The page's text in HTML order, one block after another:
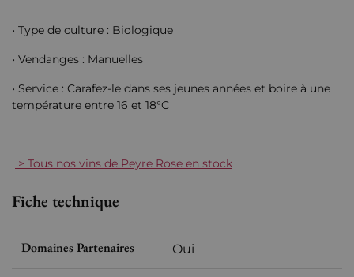
• Type de culture : Biologique
• Vendanges : Manuelles
• Service : Carafez-le dans ses jeunes années et boire à une
température entre 16 et 18°C
> Tous nos vins de Peyre Rose en stock
Fiche technique
Domaines Partenaires Oui